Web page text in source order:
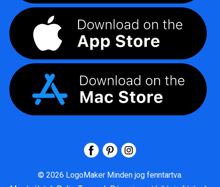
© 2026 LogoMaker Minden jog fenntartva.